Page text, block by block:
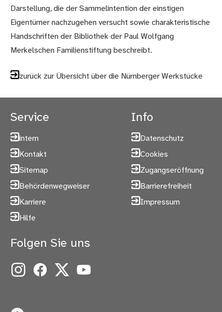
Darstellung, die der Sammelintention der einstigen
Eigentümer nachzugehen versucht sowie charakteristische
Handschriften der Bibliothek der Paul Wolfgang
Merkelschen Familienstiftung beschreibt.
zurück zur Übersicht über die Nürnberger Werkstücke
Service
intern
Kontakt
Sitemap
Behördenwegweiser
Karriere
Hilfe
Info
Datenschutz
Cookies
Zugangseröffnung
Barrierefreiheit
Impressum
Folgen Sie uns
InstagramFacebook
X YouTube